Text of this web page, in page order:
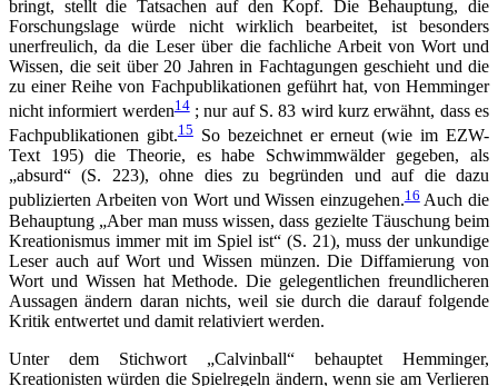
bringt, stellt die Tatsachen auf den Kopf. Die Behauptung, die
Forschungslage würde nicht wirklich bearbeitet, ist besonders
unerfreulich, da die Leser über die fachliche Arbeit von Wort und
Wissen, die seit über 20 Jahren in Fachtagungen geschieht und die
zu einer Reihe von Fachpublikationen geführt hat, von Hemminger
nicht informiert werden14; nur auf S. 83 wird kurz erwähnt, dass es
Fachpublikationen gibt.15So bezeichnet er erneut (wie im EZW-
Text 195) die Theorie, es habe Schwimmwälder gegeben, als
„absurd“ (S. 223), ohne dies zu begründen und auf die dazu
publizierten Arbeiten von Wort und Wissen einzugehen.16Auch die
Behauptung „Aber man muss wissen, dass gezielte Täuschung beim
Kreationismus immer mit im Spiel ist“ (S. 21), muss der unkundige
Leser auch auf Wort und Wissen münzen. Die Diffamierung von
Wort und Wissen hat Methode. Die gelegentlichen freundlicheren
Aussagen ändern daran nichts, weil sie durch die darauf folgende
Kritik entwertet und damit relativiert werden.
Unter dem Stichwort „Calvinball“ behauptet Hemminger,
Kreationisten würden die Spielregeln ändern, wenn sie am Verlieren